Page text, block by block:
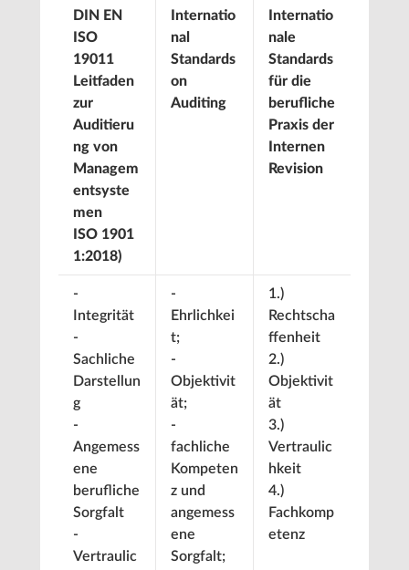
DIN EN
ISO
19011
Leitfaden
zur
Auditieru
ng von
Managem
entsyste
men
ISO 1901
1:2018)
Internatio
nal
Standards
on
Auditing
Internatio
nale
Standards
für die
berufliche
Praxis der
Internen
Revision
-
Integrität
-
Sachliche
Darstellun
g
-
Angemess
ene
berufliche
Sorgfalt
-
Vertraulic
-
Ehrlichkei
t;
-
Objektivit
ät;
-
fachliche
Kompeten
z und
angemess
ene
Sorgfalt;
1.)
Rechtscha
ffenheit
2.)
Objektivit
ät
3.)
Vertraulic
hkeit
4.)
Fachkomp
etenz